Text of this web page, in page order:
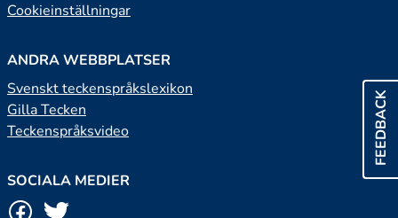
FEEDBACK
Cookieinställningar
ANDRA WEBBPLATSER
Svenskt teckenspråkslexikon
Gilla Tecken
Teckenspråksvideo
SOCIALA MEDIER